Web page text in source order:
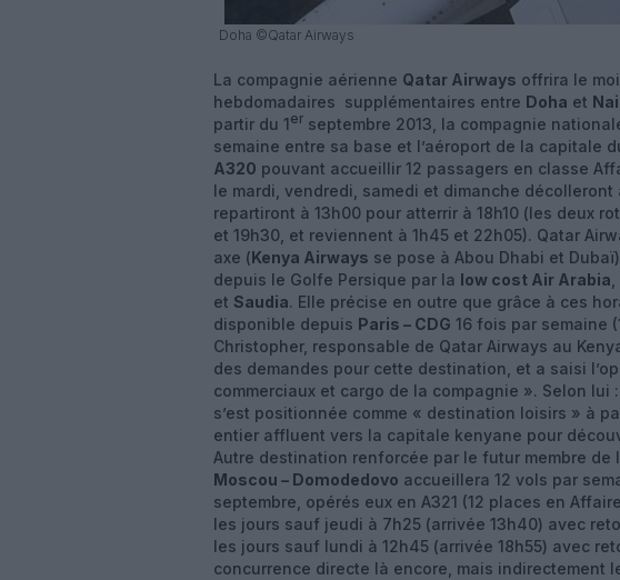
Doha ©Qatar Airways
La compagnie aérienne Qatar Airways offrira le
hebdomadaires supplémentaires entre Doha et
partir du 1er septembre 2013, la compagnie
semaine entre sa base et l’aéroport de la capitale
A320 pouvant accueillir 12 passagers en classe
le mardi, vendredi, samedi et dimanche
repartiront à 13h00 pour atterrir à 18h10 (les deux
et 19h30, et reviennent à 1h45 et 22h05). Qatar
axe (Kenya Airways se pose à Abou Dhabi et
depuis le Golfe Persique par la low cost Air Arabia
et Saudia. Elle précise en outre que grâce à ces
disponible depuis Paris – CDG 16 fois par semaine
Christopher, responsable de Qatar Airways au
des demandes pour cette destination, et a saisi
commerciaux et cargo de la compagnie ». Selon lui
s’est positionnée comme « destination loisirs » à
entier affluent vers la capitale kenyane pour
Autre destination renforcée par le futur membre de
Moscou – Domodedovo accueillera 12 vols par
septembre, opérés eux en A321 (12 places en
les jours sauf jeudi à 7h25 (arrivée 13h40) avec
les jours sauf lundi à 12h45 (arrivée 18h55) avec
concurrence directe là encore, mais indirectement